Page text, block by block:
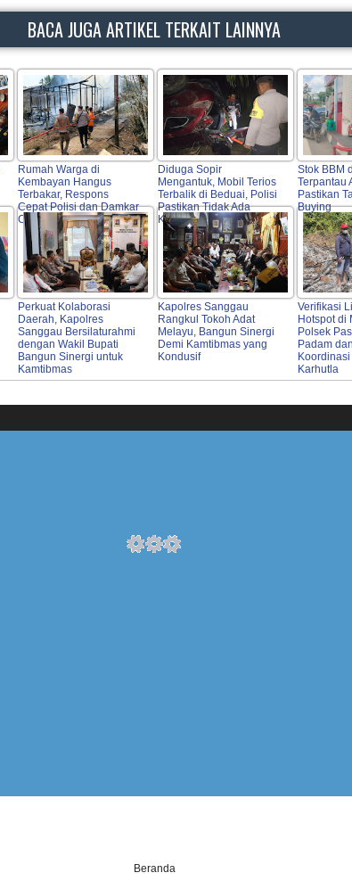
BACA JUGA ARTIKEL TERKAIT LAINNYA
Rumah Warga di
Kembayan Hangus
Terbakar, Respons
Cepat Polisi dan Damkar
Cegah Api Meluas
Diduga Sopir
Mengantuk, Mobil Terios
Terbalik di Beduai, Polisi
Pastikan Tidak Ada
Korban Jiwa
Stok BBM
Terpantau
Pastikan
Buying
Perkuat Kolaborasi
Daerah, Kapolres
Sanggau Bersilaturahmi
dengan Wakil Bupati
Bangun Sinergi untuk
Kamtibmas
Kapolres Sanggau
Rangkul Tokoh Adat
Melayu, Bangun Sinergi
Demi Kamtibmas yang
Kondusif
Verifikasi
Hotspot di
Polsek
Padam
Karhutla
Beranda